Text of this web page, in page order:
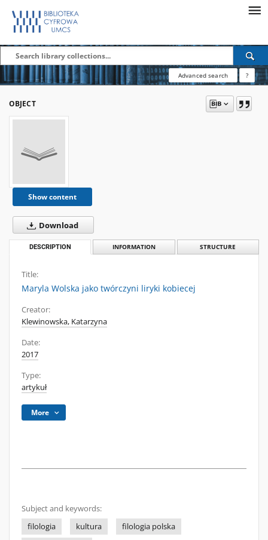
Advanced search ?
OBJECT
Show content
Download
DESCRIPTION INFORMATION STRUCTURE
Title:
Maryla Wolska jako twórczyni liryki kobiecej
Creator:
Klewinowska, Katarzyna
Date:
2017
Type:
artykuł
More
Subject and keywords:
filologia
kultura
filologia polska